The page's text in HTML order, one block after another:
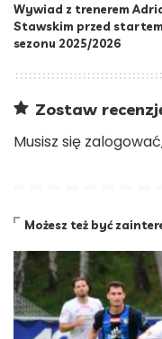
Wywiad z trenerem
Stawskim przed startem
sezonu 2025/2026
Zostaw
Musisz się zalogować
Możesz też być